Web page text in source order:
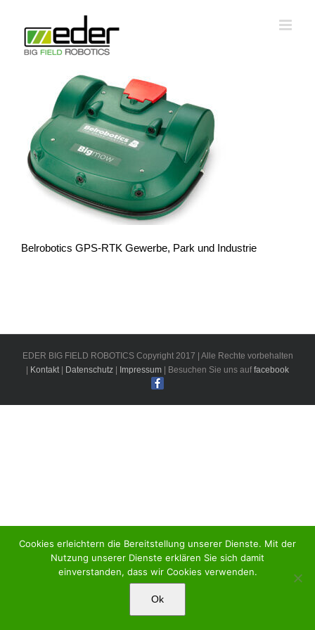
springen
Belrobotics GPS-RTK Gewerbe, Park und Industrie
EDER BIG FIELD ROBOTICS Copyright 2017 | Alle Rechte vorbehalten
Kontakt| Datenschutz Impressum | Besuchen Sie uns auffacebook
Cookies erleichtern die Bereitstellung unserer Dienste. Mit der
Nutzung unserer Dienste erklären Sie sich damit
einverstanden, dass wir Cookies verwenden.
Ok